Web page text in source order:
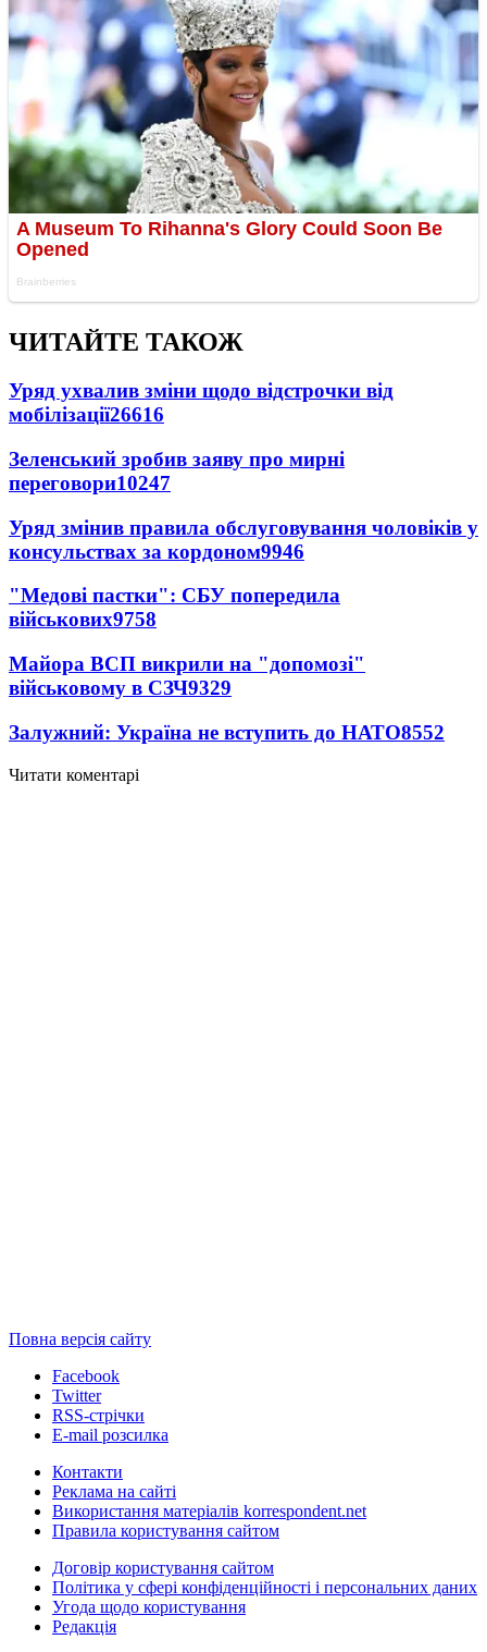
ЧИТАЙТЕ ТАКОЖ
Уряд ухвалив зміни щодо відстрочки від
мобілізації26616
Зеленський зробив заяву про мирні
переговори10247
Уряд змінив правила обслуговування чоловіків у
консульствах за кордоном9946
"Медові пастки": СБУ попередила
військових9758
Майора ВСП викрили на "допомозі"
військовому в СЗЧ9329
Залужний: Україна не вступить до НАТО8552
Читати коментарі
Повна версія сайту
Facebook
Twitter
RSS-стрічки
E-mail розсилка
Контакти
Реклама на сайті
Використання матеріалів korrespondent.net
Правила користування сайтом
Договір користування сайтом
Політика у сфері конфіденційності і персональних даних
Угода щодо користування
Редакція